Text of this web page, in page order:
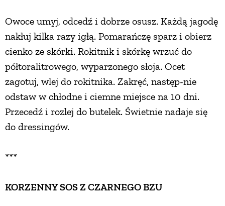
Owoce umyj, odcedź i dobrze osusz. Każdą jagodę
nakłuj kilka razy igłą. Pomarańczę sparz i obierz
cienko ze skórki. Rokitnik i skórkę wrzuć do
półtoralitrowego, wyparzonego słoja. Ocet
zagotuj, wlej do rokitnika. Zakręć, następ-nie
odstaw w chłodne i ciemne miejsce na 10 dni.
Przecedź i rozlej do butelek. Świetnie nadaje się
do dressingów.
***
KORZENNY SOS Z CZARNEGO BZU